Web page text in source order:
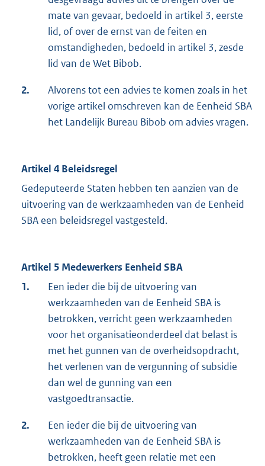
mate van gevaar, bedoeld in artikel 3, eerste
lid, of over de ernst van de feiten en
omstandigheden, bedoeld in artikel 3, zesde
lid van de Wet Bibob.
2.
Alvorens tot een advies te komen zoals in het
vorige artikel omschreven kan de Eenheid SBA
het Landelijk Bureau Bibob om advies vragen.
Artikel 4 Beleidsregel
Gedeputeerde Staten hebben ten aanzien van de
uitvoering van de werkzaamheden van de Eenheid
SBA een beleidsregel vastgesteld.
Artikel 5 Medewerkers Eenheid SBA
1.
Een ieder die bij de uitvoering van
werkzaamheden van de Eenheid SBA is
betrokken, verricht geen werkzaamheden
voor het organisatieonderdeel dat belast is
met het gunnen van de overheidsopdracht,
het verlenen van de vergunning of subsidie
dan wel de gunning van een
vastgoedtransactie.
2.
Een ieder die bij de uitvoering van
werkzaamheden van de Eenheid SBA is
betrokken, heeft geen relatie met een